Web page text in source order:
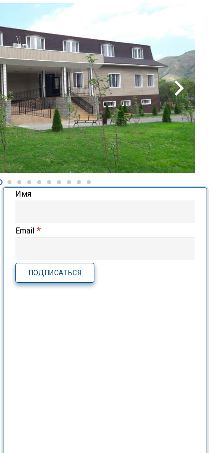
Имя
Email*